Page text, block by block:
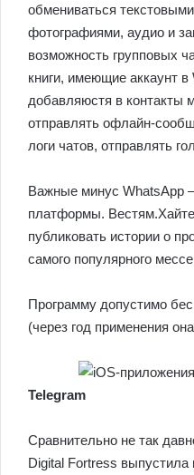
обмениваться
фотографиями, аудио и
возможность групповых
книги, имеющие аккаунт
добавляюстя в контакты
отправлять офлайн-
логи чатов, отправлять
Важные минус WhatsApp
платформы.
публиковать истории о
самого популярного
Программу допустимо
(через год применения
Telegram
Сравнительно не так
Digital Fortress